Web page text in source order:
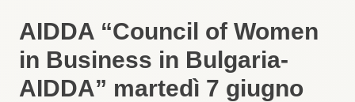
AIDDA “Council of Women
in Business in Bulgaria-
AIDDA” martedì 7 giugno